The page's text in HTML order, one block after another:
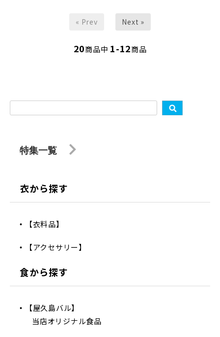
« Prev Next »
20商品中 1-12商品
特集一覧
衣から探す
【衣料品】
【アクセサリー】
食から探す
【屋久島バル】
当店オリジナル食品